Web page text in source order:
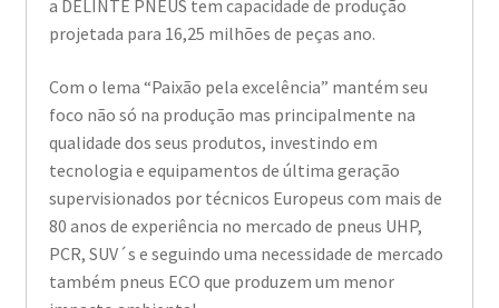
a DELINTE PNEUS tem capacidade de produção
projetada para 16,25 milhões de peças ano.
Com o lema “Paixão pela excelência” mantém seu
foco não só na produção mas principalmente na
qualidade dos seus produtos, investindo em
tecnologia e equipamentos de última geração
supervisionados por técnicos Europeus com mais de
80 anos de experiência no mercado de pneus UHP,
PCR, SUV´s e seguindo uma necessidade de mercado
também pneus ECO que produzem um menor